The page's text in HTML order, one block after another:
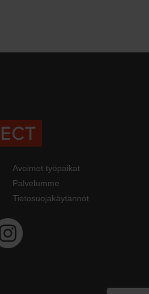
Avoimet työpaikat
Palvelumme
Tietosuojakäytännöt